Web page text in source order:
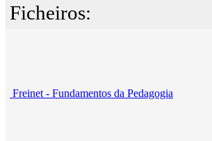
Ficheiros:
Freinet - Fundamentos da Pedagogia